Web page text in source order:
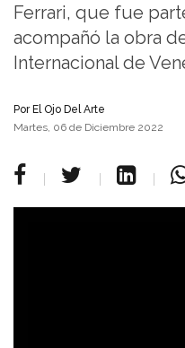
Ferrari, que fue
acompañó la obra
Internacional de
Por El Ojo Del Arte
Martes, 06 de Diciembre 2022